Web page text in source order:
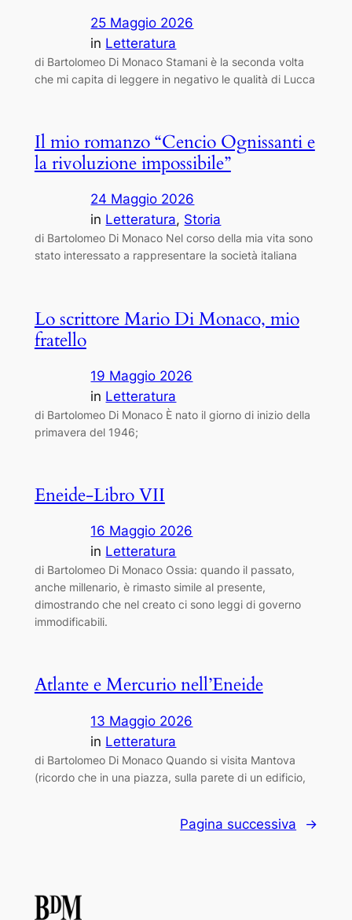
25 Maggio 2026
in Letteratura
di Bartolomeo Di Monaco Stamani è la seconda volta
che mi capita di leggere in negativo le qualità di Lucca
Il mio romanzo “Cencio Ognissanti e
la rivoluzione impossibile”
24 Maggio 2026
in Letteratura, Storia
di Bartolomeo Di Monaco Nel corso della mia vita sono
stato interessato a rappresentare la società italiana
Lo scrittore Mario Di Monaco, mio
fratello
19 Maggio 2026
in Letteratura
di Bartolomeo Di Monaco È nato il giorno di inizio della
primavera del 1946;
Eneide-Libro VII
16 Maggio 2026
in Letteratura
di Bartolomeo Di Monaco Ossia: quando il passato,
anche millenario, è rimasto simile al presente,
dimostrando che nel creato ci sono leggi di governo
immodificabili.
Atlante e Mercurio nell’Eneide
13 Maggio 2026
in Letteratura
di Bartolomeo Di Monaco Quando si visita Mantova
(ricordo che in una piazza, sulla parete di un edificio,
Pagina successiva →